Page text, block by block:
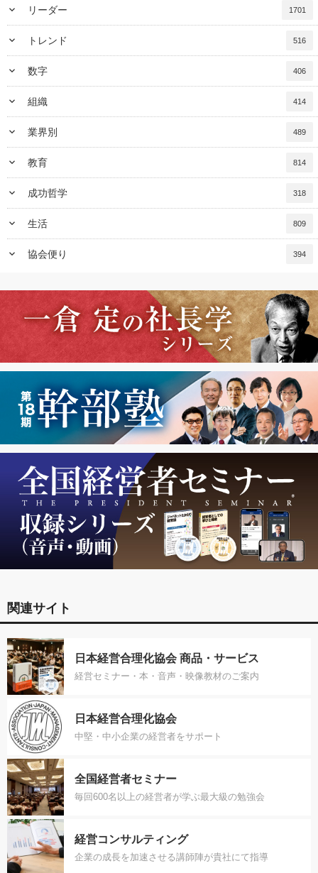
keyboard_arrow_down リーダー 1701
keyboard_arrow_down トレンド 516
keyboard_arrow_down 数字 406
keyboard_arrow_down 組織 414
keyboard_arrow_down 業界別 489
keyboard_arrow_down 教育 814
keyboard_arrow_down 成功哲学 318
keyboard_arrow_down 生活 809
keyboard_arrow_down 協会便り 394
関連サイト
日本経営合理化協会 商品・サービス
経営セミナー・本・音声・映像教材のご案内
日本経営合理化協会
中堅・中小企業の経営者をサポート
全国経営者セミナー
毎回600名以上の経営者が学ぶ最大級の勉強会
経営コンサルティング
企業の成長を加速させる講師陣が貴社にて指導